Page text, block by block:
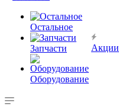
Остальное
Запчасти
Оборудование
Акции